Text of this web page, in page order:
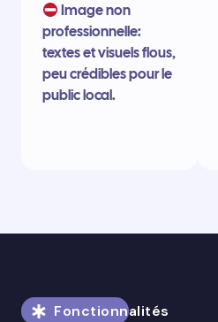
Image non
professionnelle:
textes et visuels flous,
peu crédibles pour le
public local.
Fonctionnalités